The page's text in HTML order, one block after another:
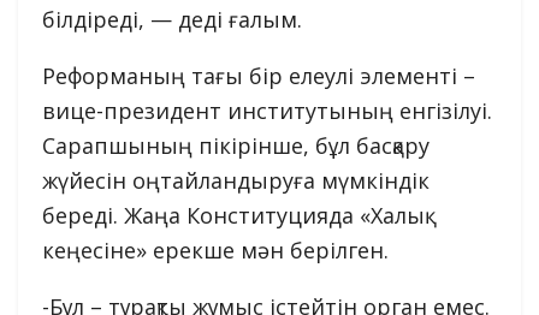
білдіреді, — деді ғалым.
Реформаның тағы бір елеулі элементі –
вице-президент институтының енгізілуі.
Сарапшының пікірінше, бұл басқару
жүйесін оңтайландыруға мүмкіндік
береді. Жаңа Конституцияда «Халық
кеңесіне» ерекше мән берілген.
-Бұл – тұрақты жұмыс істейтін орган емес.